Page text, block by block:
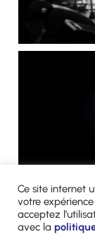
Ce site internet
votre
acceptez
avec la